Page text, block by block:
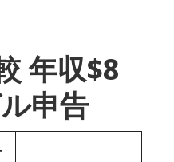
年収$8
申告